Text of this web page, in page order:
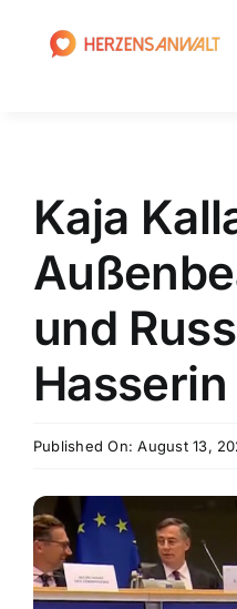
Strafrecht
Anwalt
News
Kontakt
Kaja
und
Hasserin
Published On: August 13,